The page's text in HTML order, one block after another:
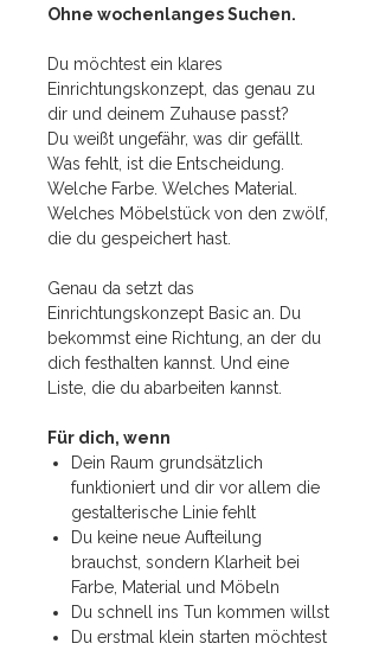
Ohne wochenlanges Suchen.
Du möchtest ein klares
Einrichtungskonzept, das genau zu
dir und deinem Zuhause passt?
Du weißt ungefähr, was dir gefällt.
Was fehlt, ist die Entscheidung.
Welche Farbe. Welches Material.
Welches Möbelstück von den zwölf,
die du gespeichert hast.
Genau da setzt das
Einrichtungskonzept Basic an. Du
bekommst eine Richtung, an der du
dich festhalten kannst. Und eine
Liste, die du abarbeiten kannst.
Für dich, wenn
Dein Raum grundsätzlich
funktioniert und dir vor allem die
gestalterische Linie fehlt
Du keine neue Aufteilung
brauchst, sondern Klarheit bei
Farbe, Material und Möbeln
Du schnell ins Tun kommen willst
Du erstmal klein starten möchtest